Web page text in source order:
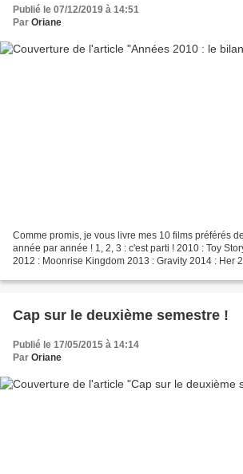
Publié le 07/12/2019 à 14:51
Par Oriane
Comme promis, je vous livre mes 10 films préférés
année par année ! 1, 2, 3 : c'est parti ! 2010 : Toy
2012 : Moonrise Kingdom 2013 : Gravity 2014 : Her
Cap sur le deuxième semestre !
Publié le 17/05/2015 à 14:14
Par Oriane